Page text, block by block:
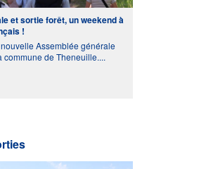
et sortie forêt, un weekend à
!
Assemblée générale
commune de Theneuille....